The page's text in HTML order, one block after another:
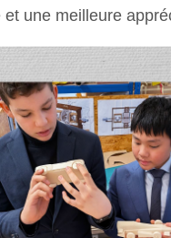
et une meilleure